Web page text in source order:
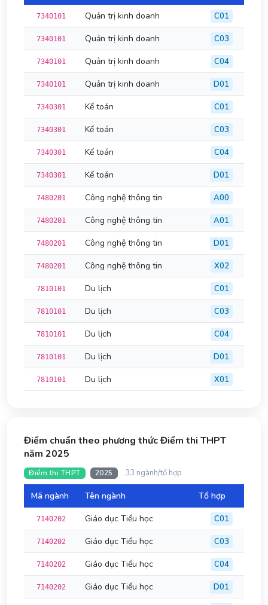
7340101 Quản trị kinh doanh C01
7340101 Quản trị kinh doanh C03
7340101 Quản trị kinh doanh C04
7340101 Quản trị kinh doanh D01
7340301 Kế toán C01
7340301 Kế toán C03
7340301 Kế toán C04
7340301 Kế toán D01
7480201 Công nghệ thông tin A00
7480201 Công nghệ thông tin A01
7480201 Công nghệ thông tin D01
7480201 Công nghệ thông tin X02
7810101 Du lịch C01
7810101 Du lịch C03
7810101 Du lịch C04
7810101 Du lịch D01
7810101 Du lịch X01
Điểm chuẩn theo phương thức Điểm thi THPT
năm 2025
Điểm thi THPT 2025 33 ngành/tổ hợp
Mã ngành Tên ngành Tổ hợp
7140202 Giáo dục Tiểu học C01
7140202 Giáo dục Tiểu học C03
7140202 Giáo dục Tiểu học C04
7140202 Giáo dục Tiểu học D01